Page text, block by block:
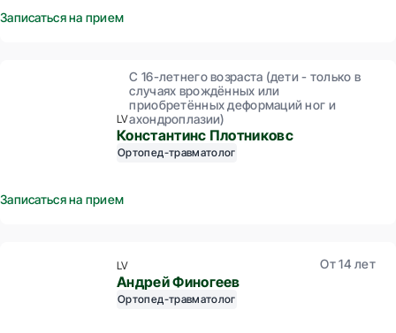
Записаться на прием
LV
С 16-летнего возраста (дети - только в
случаях врождённых или
приобретённых деформаций ног и
ахондроплазии)
Константинс Плотниковс
Ортопед-травматолог
Записаться на прием
LV От 14 лет
Андрей Финогеев
Ортопед-травматолог